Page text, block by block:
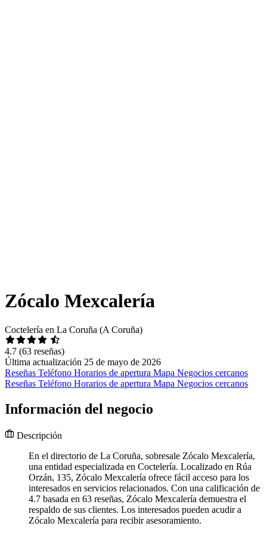
Zócalo Mexcalería
Coctelería en La Coruña (A Coruña)
4.7 (63 reseñas)
Última actualización 25 de mayo de 2026
Reseñas Teléfono Horarios de apertura Mapa Negocios cercanos
Reseñas Teléfono Horarios de apertura Mapa Negocios cercanos
Información del negocio
Descripción
En el directorio de La Coruña, sobresale Zócalo Mexcalería,
una entidad especializada en Coctelería. Localizado en Rúa
Orzán, 135, Zócalo Mexcalería ofrece fácil acceso para los
interesados en servicios relacionados. Con una calificación de
4.7 basada en 63 reseñas, Zócalo Mexcalería demuestra el
respaldo de sus clientes. Los interesados pueden acudir a
Zócalo Mexcalería para recibir asesoramiento.